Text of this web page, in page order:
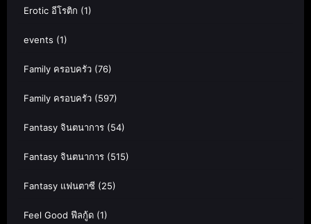
Erotic อีโรติก (1)
events (1)
Family ครอบครัว (76)
Family ครอบครัว (597)
Fantasy จินตนาการ (54)
Fantasy จินตนาการ (515)
Fantasy แฟนตาซี (25)
Feel Good ฟีลกู้ด (1)